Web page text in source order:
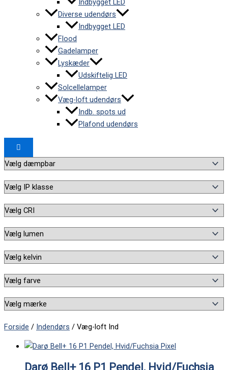
Indbygget LED
Diverse udendørs
Indbygget LED
Flood
Gadelamper
Lyskæder
Udskiftelig LED
Solcellelamper
Væg-loft udendørs
Indb. spots ud
Plafond udendørs
Forside / Indendørs / Væg-loft Ind
Darø Bell+ 16 P1 Pendel, Hvid/Fuchsia